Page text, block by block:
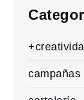
campañas